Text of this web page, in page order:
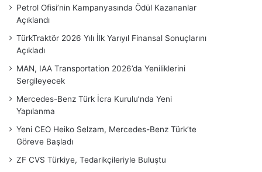
Petrol Ofisi’nin Kampanyasında Ödül Kazananlar
Açıklandı
TürkTraktör 2026 Yılı İlk Yarıyıl Finansal Sonuçlarını
Açıkladı
MAN, IAA Transportation 2026’da Yeniliklerini
Sergileyecek
Mercedes-Benz Türk İcra Kurulu’nda Yeni
Yapılanma
Yeni CEO Heiko Selzam, Mercedes-Benz Türk’te
Göreve Başladı
ZF CVS Türkiye, Tedarikçileriyle Buluştu